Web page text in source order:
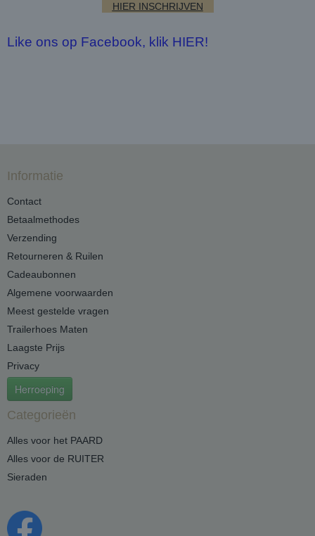
HIER INSCHRIJVEN
Like ons op Facebook, klik HIER!
Informatie
Contact
Betaalmethodes
Verzending
Retourneren & Ruilen
Cadeaubonnen
Algemene voorwaarden
Meest gestelde vragen
Trailerhoes Maten
Laagste Prijs
Privacy
Herroeping
Categorieën
Alles voor het PAARD
Alles voor de RUITER
Sieraden